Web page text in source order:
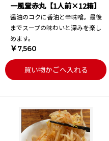
一風堂赤丸【1人前×12箱】
醤油のコクに香油と辛味噌。最後
までスープの味わいと深みを楽し
めます。
￥7,560
買い物かごへ入れる